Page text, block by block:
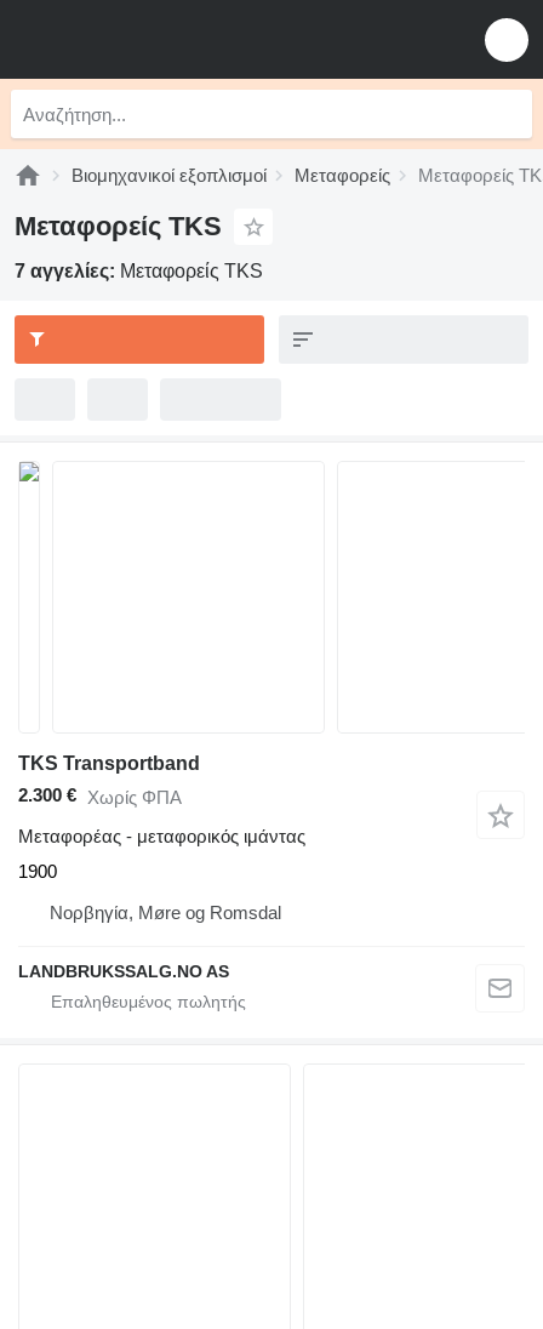
Βιομηχανικοί εξοπλισμοί Μεταφορείς Μεταφορείς
Μεταφορείς TKS
7 αγγελίες: Μεταφορείς TKS
TKS Transportband
2.300 € Χωρίς ΦΠΑ
Μεταφορέας - μεταφορικός ιμάντας
1900
Νορβηγία, Møre og Romsdal
LANDBRUKSSALG.NO AS